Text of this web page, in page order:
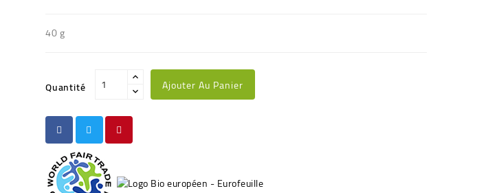
40 g
Quantité Ajouter Au Panier